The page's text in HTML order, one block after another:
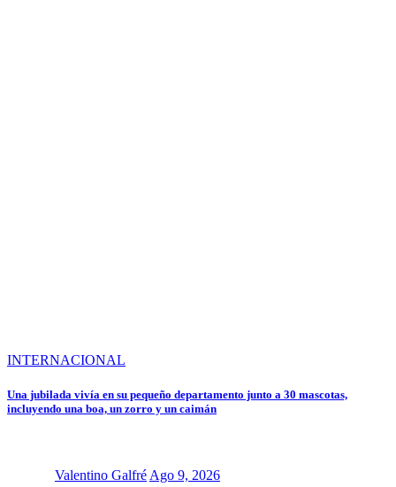
INTERNACIONAL
Una jubilada vivía en su pequeño departamento junto a 30 mascotas,
incluyendo una boa, un zorro y un caimán
Valentino Galfré Ago 9, 2026